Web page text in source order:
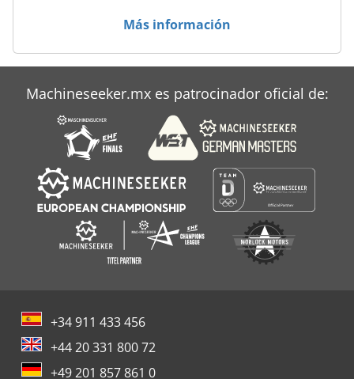
Más información
Machineseeker.mx es patrocinador oficial de:
+34 911 433 456
+44 20 331 800 72
+49 201 857 861 0